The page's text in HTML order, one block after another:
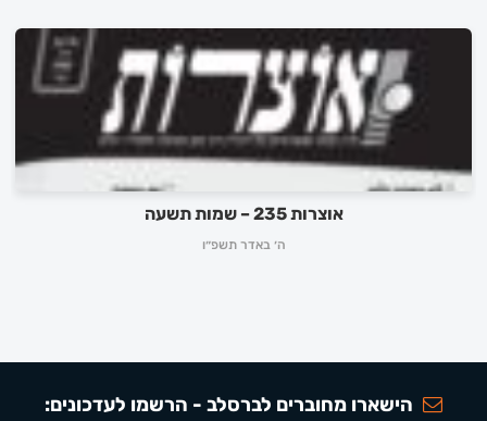
אוצרות 235 – שמות תשעה
ה׳ באדר תשפ״ו
הישארו מחוברים לברסלב - הרשמו לעדכונים: